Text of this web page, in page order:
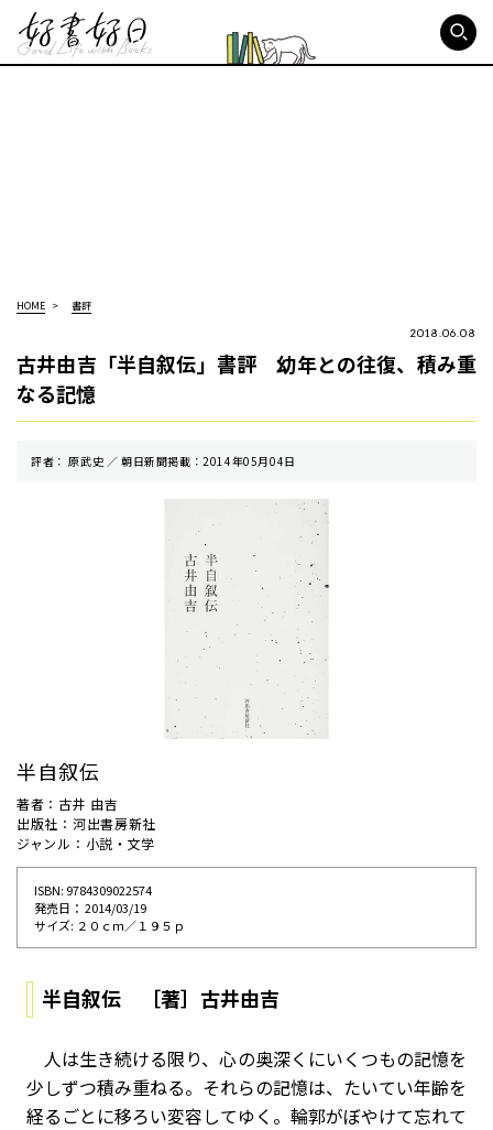
HOME 書評
2018.06.08
古井由吉「半自叙伝」書評 幼年との往復、積み重
なる記憶
評者： 原武史 ／ 朝⽇新聞掲載：2014年05月04日
半自叙伝
著者：古井 由吉
出版社：河出書房新社
ジャンル：小説・文学
ISBN: 9784309022574
発売⽇： 2014/03/19
サイズ: ２０ｃｍ／１９５ｐ
半自叙伝 ［著］古井由吉
人は生き続ける限り、心の奥深くにいくつもの記憶を
少しずつ積み重ねる。それらの記憶は、たいてい年齢を
経るごとに移ろい変容してゆく。輪郭がぼやけて忘れて